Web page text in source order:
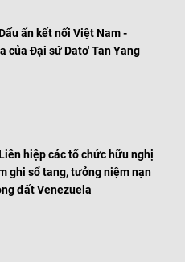
ấn kết nối Việt Nam -
của Đại sứ Dato' Tan Yang
hiệp các tổ chức hữu nghị
ghi sổ tang, tưởng niệm nạn
đất Venezuela